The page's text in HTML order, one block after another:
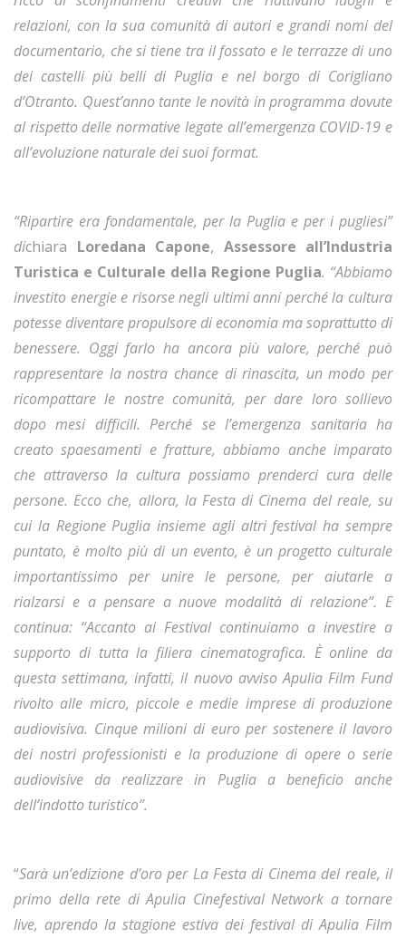
relazioni, con la sua comunità di autori e grandi nomi del
documentario, che si tiene tra il fossato e le terrazze di uno
dei castelli più belli di Puglia e nel borgo di Corigliano
d’Otranto. Quest’anno tante le novità in programma dovute
al rispetto delle normative legate all’emergenza COVID-19 e
all’evoluzione naturale dei suoi format.
“Ripartire era fondamentale, per la Puglia e per i pugliesi”
dichiara Loredana Capone, Assessore all’Industria
Turistica e Culturale della Regione Puglia. “Abbiamo
investito energie e risorse negli ultimi anni perché la cultura
potesse diventare propulsore di economia ma soprattutto di
benessere. Oggi farlo ha ancora più valore, perché può
rappresentare la nostra chance di rinascita, un modo per
ricompattare le nostre comunità, per dare loro sollievo
dopo mesi difficili. Perché se l’emergenza sanitaria ha
creato spaesamenti e fratture, abbiamo anche imparato
che attraverso la cultura possiamo prenderci cura delle
persone. Ecco che, allora, la Festa di Cinema del reale, su
cui la Regione Puglia insieme agli altri festival ha sempre
puntato, è molto più di un evento, è un progetto culturale
importantissimo per unire le persone, per aiutarle a
rialzarsi e a pensare a nuove modalità di relazione”. E
continua: “Accanto ai Festival continuiamo a investire a
supporto di tutta la filiera cinematografica. È online da
questa settimana, infatti, il nuovo avviso Apulia Film Fund
rivolto alle micro, piccole e medie imprese di produzione
audiovisiva. Cinque milioni di euro per sostenere il lavoro
dei nostri professionisti e la produzione di opere o serie
audiovisive da realizzare in Puglia a beneficio anche
dell’indotto turistico”.
“Sarà un’edizione d’oro per La Festa di Cinema del reale, il
primo della rete di Apulia Cinefestival Network a tornare
live, aprendo la stagione estiva dei festival di Apulia Film